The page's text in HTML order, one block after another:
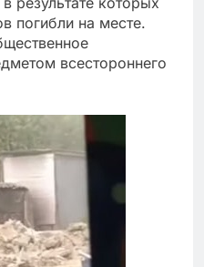
погибли на месте.
всестороннего